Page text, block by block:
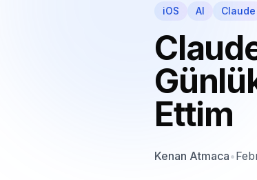
iOS AI Claude
Ettim
Kenan Atmaca•